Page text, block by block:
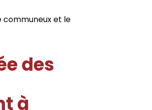
communeux et le
des
à